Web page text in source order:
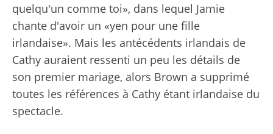
quelqu'un comme toi», dans lequel Jamie
chante d'avoir un «yen pour une fille
irlandaise». Mais les antécédents irlandais de
Cathy auraient ressenti un peu les détails de
son premier mariage, alors Brown a supprimé
toutes les références à Cathy étant irlandaise du
spectacle.